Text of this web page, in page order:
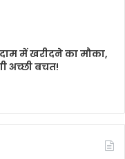
में खरीदने का मौका,
अच्छी बचत!